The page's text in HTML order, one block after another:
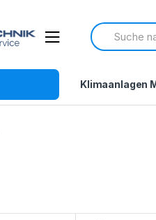
Search
for:
Klimaanlagen